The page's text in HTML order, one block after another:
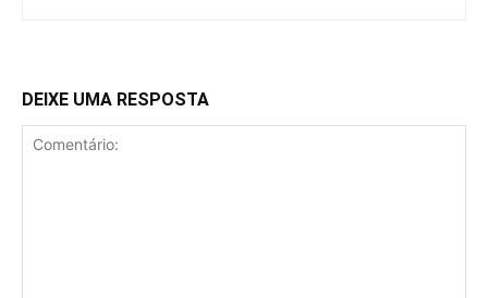
DEIXE UMA RESPOSTA